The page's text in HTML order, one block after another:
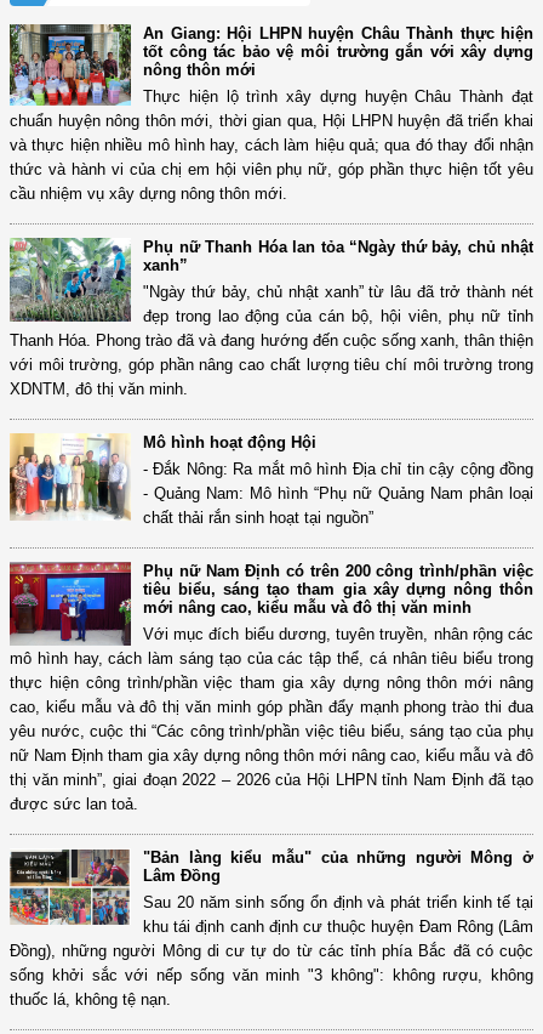
An Giang: Hội LHPN huyện Châu Thành thực hiện
tốt công tác bảo vệ môi trường gắn với xây dựng
nông thôn mới
Thực hiện lộ trình xây dựng huyện Châu Thành đạt
chuẩn huyện nông thôn mới, thời gian qua, Hội LHPN huyện đã triển khai
và thực hiện nhiều mô hình hay, cách làm hiệu quả; qua đó thay đổi nhận
thức và hành vi của chị em hội viên phụ nữ, góp phần thực hiện tốt yêu
cầu nhiệm vụ xây dựng nông thôn mới.
Phụ nữ Thanh Hóa lan tỏa “Ngày thứ bảy, chủ nhật
xanh”
"Ngày thứ bảy, chủ nhật xanh” từ lâu đã trở thành nét
đẹp trong lao động của cán bộ, hội viên, phụ nữ tỉnh
Thanh Hóa. Phong trào đã và đang hướng đến cuộc sống xanh, thân thiện
với môi trường, góp phần nâng cao chất lượng tiêu chí môi trường trong
XDNTM, đô thị văn minh.
Mô hình hoạt động Hội
- Đắk Nông: Ra mắt mô hình Địa chỉ tin cậy cộng đồng
- Quảng Nam: Mô hình “Phụ nữ Quảng Nam phân loại
chất thải rắn sinh hoạt tại nguồn”
Phụ nữ Nam Định có trên 200 công trình/phần việc
tiêu biểu, sáng tạo tham gia xây dựng nông thôn
mới nâng cao, kiểu mẫu và đô thị văn minh
Với mục đích biểu dương, tuyên truyền, nhân rộng các
mô hình hay, cách làm sáng tạo của các tập thể, cá nhân tiêu biểu trong
thực hiện công trình/phần việc tham gia xây dựng nông thôn mới nâng
cao, kiểu mẫu và đô thị văn minh góp phần đẩy mạnh phong trào thi đua
yêu nước, cuộc thi “Các công trình/phần việc tiêu biểu, sáng tạo của phụ
nữ Nam Định tham gia xây dựng nông thôn mới nâng cao, kiểu mẫu và đô
thị văn minh”, giai đoạn 2022 – 2026 của Hội LHPN tỉnh Nam Định đã tạo
được sức lan toả.
"Bản làng kiểu mẫu" của những người Mông ở
Lâm Đồng
Sau 20 năm sinh sống ổn định và phát triển kinh tế tại
khu tái định canh định cư thuộc huyện Đam Rông (Lâm
Đồng), những người Mông di cư tự do từ các tỉnh phía Bắc đã có cuộc
sống khởi sắc với nếp sống văn minh "3 không": không rượu, không
thuốc lá, không tệ nạn.